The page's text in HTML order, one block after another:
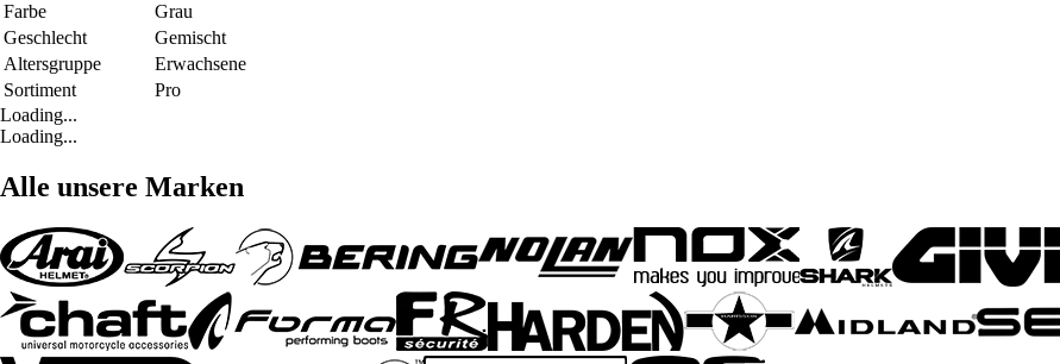
Farbe
Grau
Geschlecht
Gemischt
Altersgruppe
Erwachsene
Sortiment
Pro
Loading...
Loading...
Alle unsere Marken